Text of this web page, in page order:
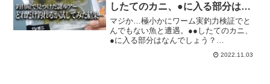
したてのカニ、●に入る部分はな
んでしょう？【TSURIHACK
TV】
マジか…極小かにワーム実釣力検証でと
んでもない魚と遭遇。●●したてのカニ、
●に入る部分はなんでしょう？
【TSURIHACK TV】釣りマガジン
『TSURI HACK(釣りハック)』が送る動画
2022.11.03